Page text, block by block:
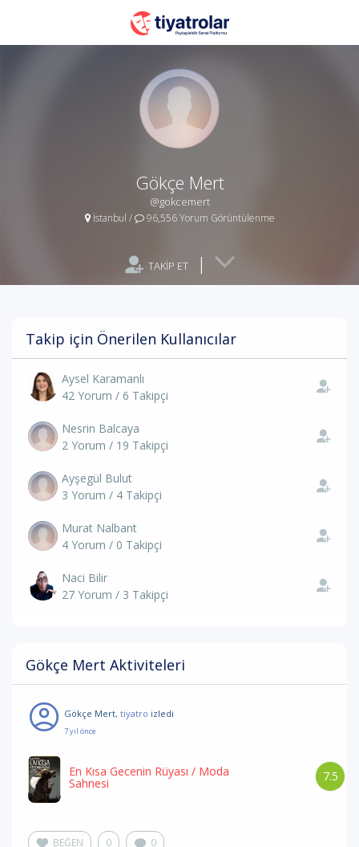
Gökçe Mert
@gokcemert
İstanbul / 96,556 Yorum Görüntülenme
TAKİP ET |
Takip için Önerilen Kullanıcılar
Aysel Karamanlı
42 Yorum / 6 Takipçi
Nesrin Balcaya
2 Yorum / 19 Takipçi
Ayşegül Bulut
3 Yorum / 4 Takipçi
Murat Nalbant
4 Yorum / 0 Takipçi
Naci Bilir
27 Yorum / 3 Takipçi
Gökçe Mert Aktiviteleri
Gökçe Mert, tiyatro izledi
7 yıl önce
7.5
En Kısa Gecenin Rüyası / Moda
Sahnesi
BEĞEN 0 0